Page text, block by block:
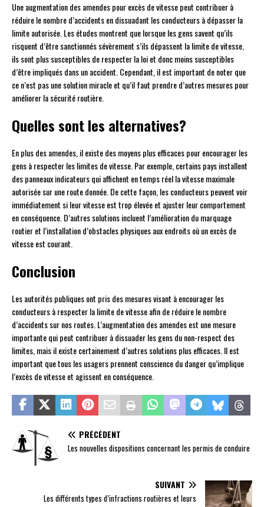
Une augmentation des amendes pour excès de vitesse peut contribuer à
réduire le nombre d’accidents en dissuadant les conducteurs à dépasser la
limite autorisée. Les études montrent que lorsque les gens savent qu’ils
risquent d’être sanctionnés sévèrement s’ils dépassent la limite de vitesse,
ils sont plus susceptibles de respecter la loi et donc moins susceptibles
d’être impliqués dans un accident. Cependant, il est important de noter que
ce n’est pas une solution miracle et qu’il faut prendre d’autres mesures pour
améliorer la sécurité routière.
Quelles sont les alternatives?
En plus des amendes, il existe des moyens plus efficaces pour encourager les
gens à respecter les limites de vitesse. Par exemple, certains pays installent
des panneaux indicateurs qui affichent en temps réel la vitesse maximale
autorisée sur une route donnée. De cette façon, les conducteurs peuvent voir
immédiatement si leur vitesse est trop élevée et ajuster leur comportement
en conséquence. D’autres solutions incluent l’amélioration du marquage
routier et l’installation d’obstacles physiques aux endroits où un excès de
vitesse est courant.
Conclusion
Les autorités publiques ont pris des mesures visant à encourager les
conducteurs à respecter la limite de vitesse afin de réduire le nombre
d’accidents sur nos routes. L’augmentation des amendes est une mesure
importante qui peut contribuer à dissuader les gens du non-respect des
limites, mais il existe certainement d’autres solutions plus efficaces. Il est
important que tous les usagers prennent conscience du danger qu’implique
l’excès de vitesse et agissent en conséquence.
PRÉCÉDENT
Les nouvelles dispositions concernant les permis de conduire
SUIVANT
Les différents types d’infractions routières et leurs